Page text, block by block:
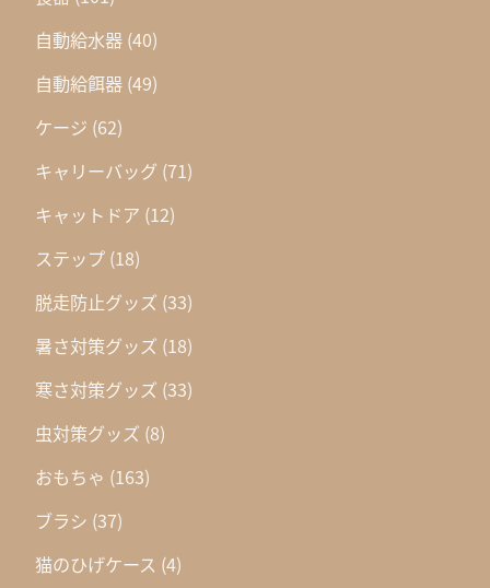
自動給水器 (40)
自動給餌器 (49)
ケージ (62)
キャリーバッグ (71)
キャットドア (12)
ステップ (18)
脱走防止グッズ (33)
暑さ対策グッズ (18)
寒さ対策グッズ (33)
虫対策グッズ (8)
おもちゃ (163)
ブラシ (37)
猫のひげケース (4)